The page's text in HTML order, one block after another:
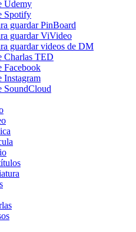
Udemy
Spotify
guardar PinBoard
guardar ViVideo
guardar videos de DM
Charlas TED
Facebook
Instagram
SoundCloud